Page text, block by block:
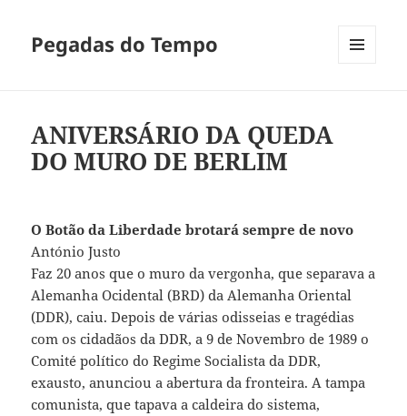
Pegadas do Tempo
ANIVERSÁRIO DA QUEDA
DO MURO DE BERLIM
O Botão da Liberdade brotará sempre de novo
António Justo
Faz 20 anos que o muro da vergonha, que separava a
Alemanha Ocidental (BRD) da Alemanha Oriental
(DDR), caiu. Depois de várias odisseias e tragédias
com os cidadãos da DDR, a 9 de Novembro de 1989 o
Comité político do Regime Socialista da DDR,
exausto, anunciou a abertura da fronteira. A tampa
comunista, que tapava a caldeira do sistema,